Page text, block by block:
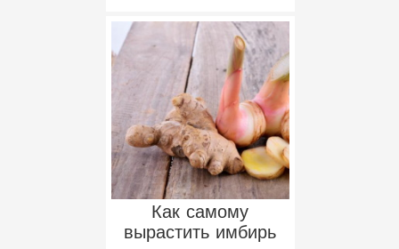
Как самому
вырастить имбирь